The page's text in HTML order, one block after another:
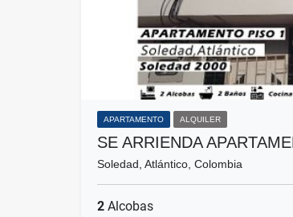
APARTAMENTO ALQUILER
SE ARRIENDA
Soledad, Atlántico, Colombia
2 Alcobas